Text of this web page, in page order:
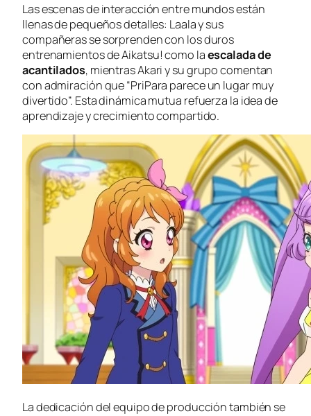
Las escenas de interacción entre mundos están
llenas de pequeños detalles: Laala y sus
compañeras se sorprenden con los duros
entrenamientos deAikatsu!como laescalada de
acantilados, mientras Akari y su grupo comentan
con admiración que “PriPara parece un lugar muy
divertido”. Esta dinámica mutua refuerza la idea de
aprendizaje y crecimiento compartido.
La dedicación del equipo de producción también se